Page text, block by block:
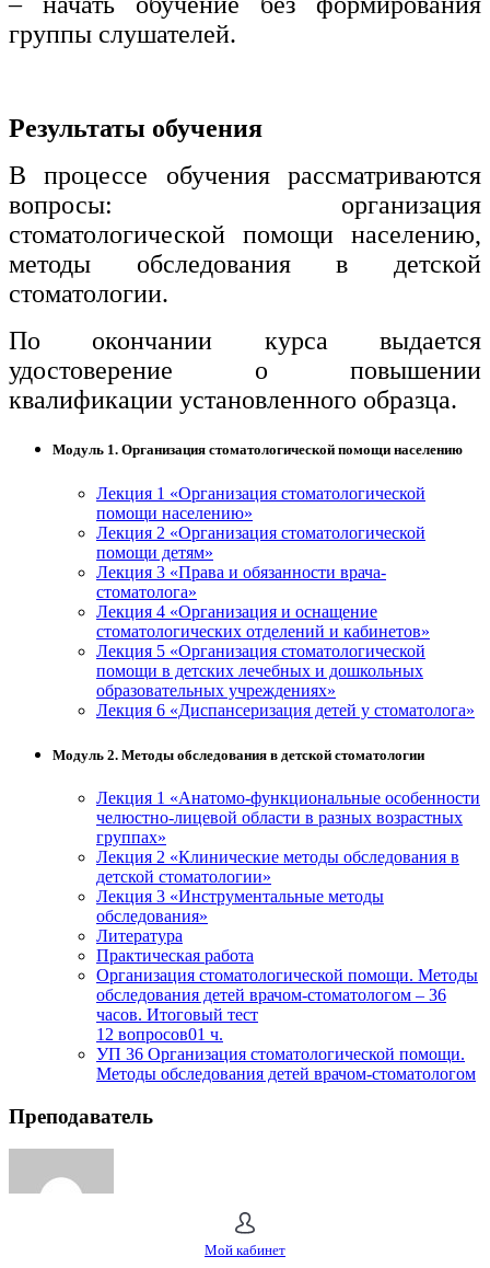
Мой кабинет
группы слушателей.
Результаты обучения
В процессе обучения рассматриваются
вопросы: организация
стоматологической помощи населению,
методы обследования в детской
стоматологии.
По окончании курса выдается
удостоверение о повышении
квалификации установленного образца.
Модуль 1. Организация стоматологической помощи населению
Лекция 1 «Организация стоматологической
помощи населению»
Лекция 2 «Организация стоматологической
помощи детям»
Лекция 3 «Права и обязанности врача-
стоматолога»
Лекция 4 «Организация и оснащение
стоматологических отделений и кабинетов»
Лекция 5 «Организация стоматологической
помощи в детских лечебных и дошкольных
образовательных учреждениях»
Лекция 6 «Диспансеризация детей у стоматолога»
Модуль 2. Методы обследования в детской стоматологии
Лекция 1 «Анатомо-функциональные особенности
челюстно-лицевой области в разных возрастных
группах»
Лекция 2 «Клинические методы обследования в
детской стоматологии»
Лекция 3 «Инструментальные методы
обследования»
Литература
Практическая работа
Организация стоматологической помощи. Методы
обследования детей врачом-стоматологом – 36
часов. Итоговый тест
12 вопросов01 ч.
УП 36 Организация стоматологической помощи.
Методы обследования детей врачом-стоматологом
Преподаватель
Сергей Кутрань